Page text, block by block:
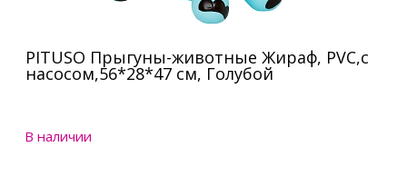
PITUSO Прыгуны-животные Жираф, PVC,с
насосом,56*28*47 см, Голубой
В наличии